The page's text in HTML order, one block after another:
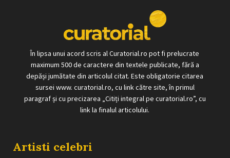
În lipsa unui acord scris al Curatorial.ro pot fi prelucrate
maximum 500 de caractere din textele publicate, fără a
depăși jumătate din articolul citat. Este obligatorie citarea
sursei www. curatorial.ro, cu link către site, în primul
paragraf și cu precizarea „Citiți integral pe curatorial.ro”, cu
link la finalul articolului.
Artisti celebri